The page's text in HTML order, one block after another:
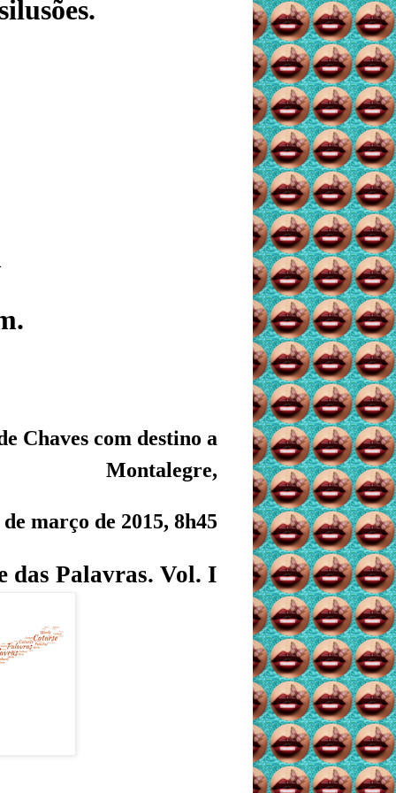
Chaves com destino a
Montalegre,
de março de 2015, 8h45
das Palavras. Vol. I